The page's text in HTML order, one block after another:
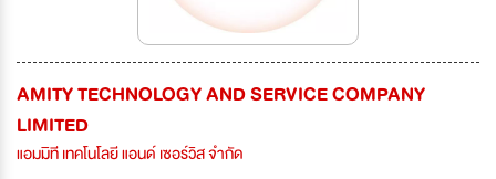
AMITY TECHNOLOGY AND SERVICE COMPANY
LIMITED
แอมมิที เทคโนโลยี แอนด์ เซอร์วิส จำกัด